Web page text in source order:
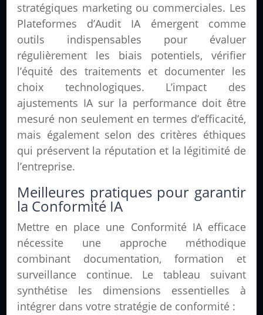
stratégiques marketing ou commerciales. Les
Plateformes d’Audit IA émergent comme
outils indispensables pour évaluer
régulièrement les biais potentiels, vérifier
l’équité des traitements et documenter les
choix technologiques. L’impact des
ajustements IA sur la performance doit être
mesuré non seulement en termes d’efficacité,
mais également selon des critères éthiques
qui préservent la réputation et la légitimité de
l’entreprise.
Meilleures pratiques pour garantir
la Conformité IA
Mettre en place une Conformité IA efficace
nécessite une approche méthodique
combinant documentation, formation et
surveillance continue. Le tableau suivant
synthétise les dimensions essentielles à
intégrer dans votre stratégie de conformité :